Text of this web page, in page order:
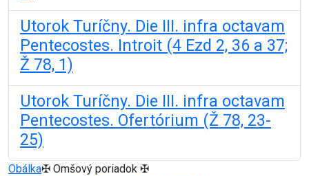
Utorok Turíčny. Die III. infra octavam
Pentecostes. Introit (4 Ezd 2, 36 a 37;
Ž 78, 1)
Utorok Turíčny. Die III. infra octavam
Pentecostes. Ofertórium (Ž 78, 23-
25)
Obálka✠ Omšový poriadok ✠